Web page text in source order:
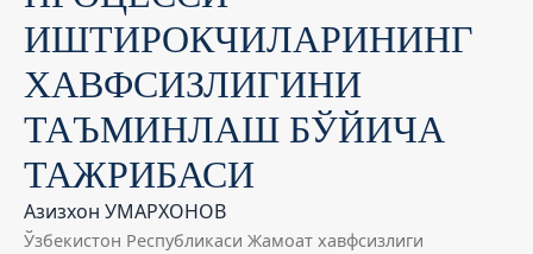
ИШТИРОКЧИЛАРИНИНГ
ХАВФСИЗЛИГИНИ
ТАЪМИНЛАШ БЎЙИЧА
ТАЖРИБАСИ
Азизхон УМАРХОНОВ
Ўзбекистон Республикаси Жамоат хавфсизлиги